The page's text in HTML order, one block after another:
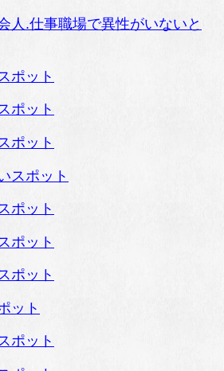
人.仕事職場で異性がいないと
ポット
ポット
ポット
スポット
ポット
ポット
ポット
ット
ポット